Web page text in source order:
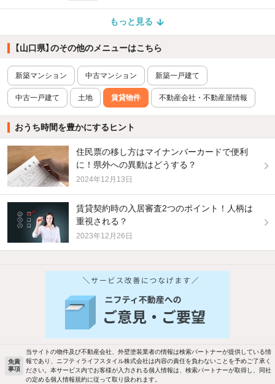
もっと見る
【山口県】のその他のメニューはこちら
新築マンション 中古マンション 新築一戸建て
中古一戸建て 土地 賃貸物件 不動産会社・不動産屋情報
おうち時間を豊かにするヒント
住民票の移し方はマイナンバーカードで便利
に！県外への異動はどうする？
2024年12月13日
賃貸契約時の入居審査2つのポイント！人柄は
重視される？
2023年12月26日
免責
事項
当サイトの物件及び不動産会社、外壁塗装業者の情報は検索パートナーが提供している情
報であり、ニフティライフスタイル株式会社は内容の責任を負わないことを予めご了承く
ださい。本サービス内でお客様が入力される個人情報は、検索パートナーが取得し、同社
の定める個人情報規約に従って取り扱われます。